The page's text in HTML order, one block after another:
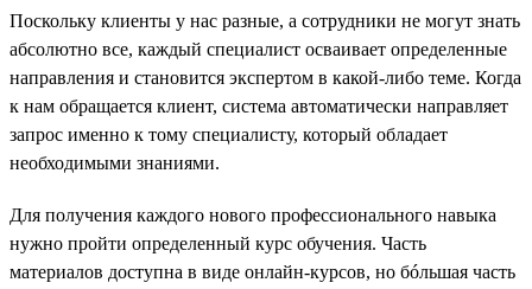
Поскольку клиенты у нас разные, а сотрудники не могут знать
абсолютно все, каждый специалист осваивает определенные
направления и становится экспертом в какой-либо теме. Когда
к нам обращается клиент, система автоматически направляет
запрос именно к тому специалисту, который обладает
необходимыми знаниями.
Для получения каждого нового профессионального навыка
нужно пройти определенный курс обучения. Часть
материалов доступна в виде онлайн-курсов, но бóльшая часть